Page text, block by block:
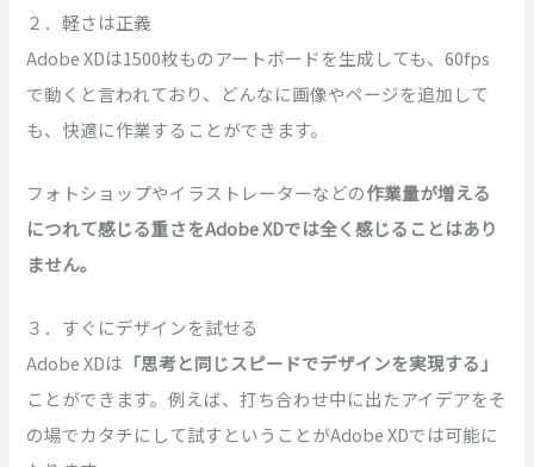
２．軽さは正義
Adobe XDは1500枚ものアートボードを生成しても、60fps
で動くと言われており、どんなに画像やページを追加して
も、快適に作業することができます。
フォトショップやイラストレーターなどの作業量が増える
につれて感じる重さをAdobe XDでは全く感じることはあり
ません。
３．すぐにデザインを試せる
Adobe XDは 「思考と同じスピードでデザインを実現する」
ことができます。例えば、打ち合わせ中に出たアイデアをそ
の場でカタチにして試すということがAdobe XDでは可能に